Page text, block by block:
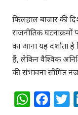
फिलहाल बाजार की
राजनीतिक घटनाक्रमों
का आना यह दर्शाता है
हैं, लेकिन वैश्विक
की संभावना सीमित